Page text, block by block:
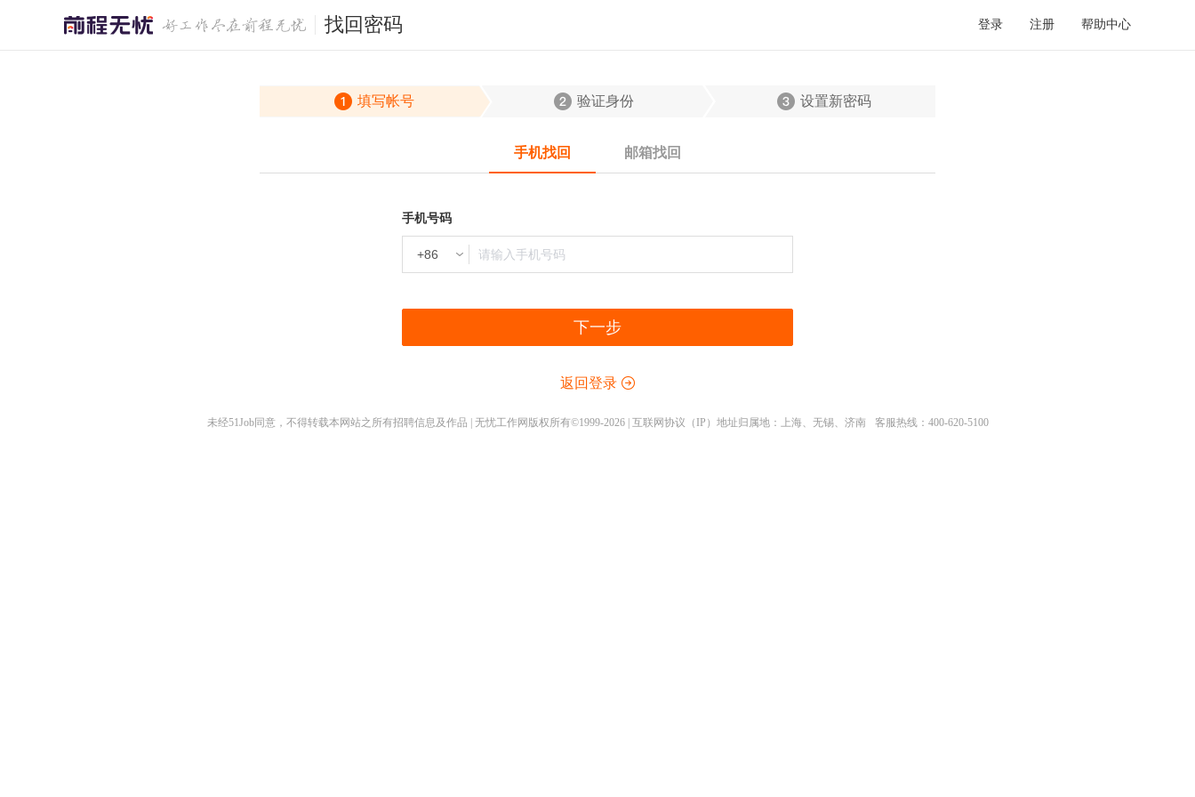
找回密码 登录 注册 帮助中心
填写帐号 验证身份 设置新密码
手机找回 邮箱找回
手机号码
下一步
返回登录
未经51Job同意，不得转载本网站之所有招聘信息及作品 | 无忧工作网版权所有©1999-2026 | 互联网协议（IP）地址归属地：上海、无锡、济南 客服热线：400-620-5100